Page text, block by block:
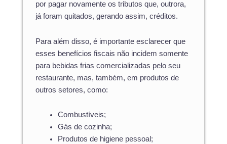
por pagar novamente os tributos que, outrora,
já foram quitados, gerando assim, créditos.
Para além disso, é importante esclarecer que
esses benefícios fiscais não incidem somente
para bebidas frias comercializadas pelo seu
restaurante, mas, também, em produtos de
outros setores, como:
Combustíveis;
Gás de cozinha;
Produtos de higiene pessoal;